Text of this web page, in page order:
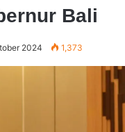
Bali
2024 1,373